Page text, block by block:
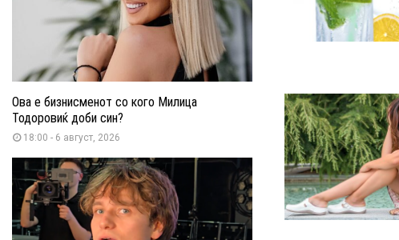
Ова е бизнисменот со кого Милица
Тодоровиќ доби син?
18:00 - 6 август, 2026